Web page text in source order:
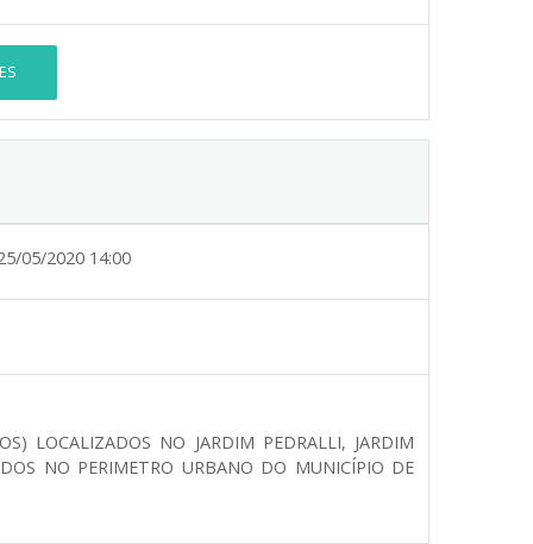
05/2020 14:00
LOCALIZADOS NO JARDIM PEDRALLI, JARDIM
NO PERIMETRO URBANO DO MUNICÍPIO DE